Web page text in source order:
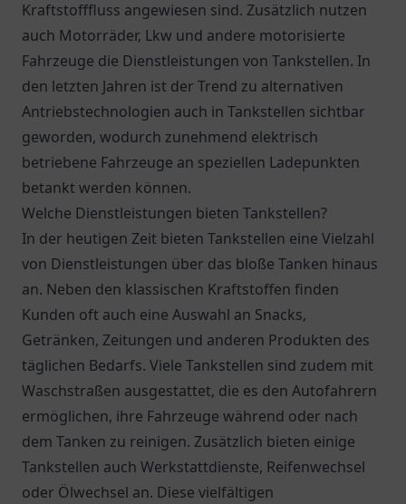
Kraftstofffluss angewiesen sind. Zusätzlich nutzen
auch Motorräder, Lkw und andere motorisierte
Fahrzeuge die Dienstleistungen von Tankstellen. In
den letzten Jahren ist der Trend zu alternativen
Antriebstechnologien auch in Tankstellen sichtbar
geworden, wodurch zunehmend elektrisch
betriebene Fahrzeuge an speziellen Ladepunkten
betankt werden können.
Welche Dienstleistungen bieten Tankstellen?
In der heutigen Zeit bieten Tankstellen eine Vielzahl
von Dienstleistungen über das bloße Tanken hinaus
an. Neben den klassischen Kraftstoffen finden
Kunden oft auch eine Auswahl an Snacks,
Getränken, Zeitungen und anderen Produkten des
täglichen Bedarfs. Viele Tankstellen sind zudem mit
Waschstraßen ausgestattet, die es den Autofahrern
ermöglichen, ihre Fahrzeuge während oder nach
dem Tanken zu reinigen. Zusätzlich bieten einige
Tankstellen auch Werkstattdienste, Reifenwechsel
oder Ölwechsel an. Diese vielfältigen